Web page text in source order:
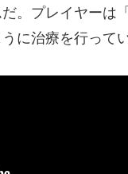
。プレイヤーは
に治療を行って